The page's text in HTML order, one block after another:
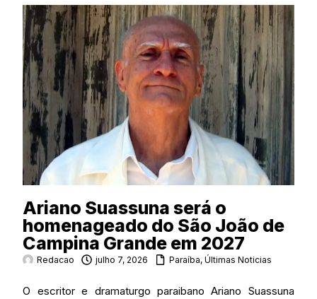
Ariano Suassuna será o
homenageado do São João de
Campina Grande em 2027
Redacao julho 7, 2026 Paraíba,Últimas Noticias
O escritor e dramaturgo paraibano Ariano Suassuna